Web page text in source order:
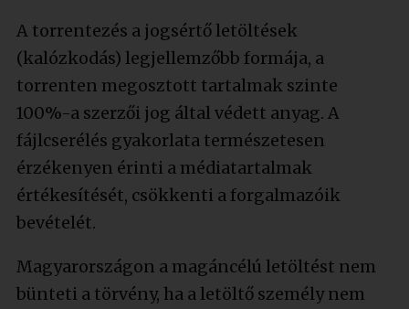
A torrentezés a jogsértő letöltések
(kalózkodás) legjellemzőbb formája, a
torrenten megosztott tartalmak szinte
100%-a szerzői jog által védett anyag. A
fájlcserélés gyakorlata természetesen
érzékenyen érinti a médiatartalmak
értékesítését, csökkenti a forgalmazóik
bevételét.
Magyarországon a magáncélú letöltést nem
bünteti a törvény, ha a letöltő személy nem